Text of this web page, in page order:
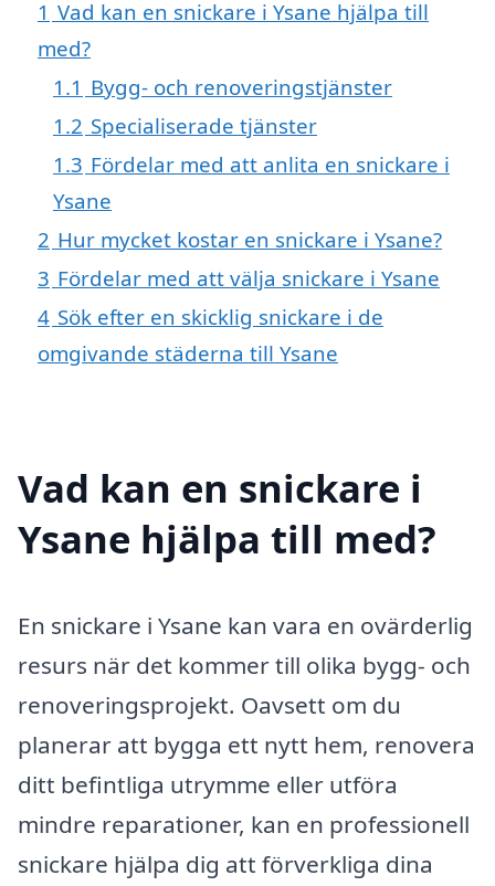
1 Vad kan en snickare i Ysane hjälpa till
med?
1.1 Bygg- och renoveringstjänster
1.2 Specialiserade tjänster
1.3 Fördelar med att anlita en snickare i
Ysane
2 Hur mycket kostar en snickare i Ysane?
3 Fördelar med att välja snickare i Ysane
4 Sök efter en skicklig snickare i de
omgivande städerna till Ysane
Vad kan en snickare i
Ysane hjälpa till med?
En snickare i Ysane kan vara en ovärderlig
resurs när det kommer till olika bygg- och
renoveringsprojekt. Oavsett om du
planerar att bygga ett nytt hem, renovera
ditt befintliga utrymme eller utföra
mindre reparationer, kan en professionell
snickare hjälpa dig att förverkliga dina